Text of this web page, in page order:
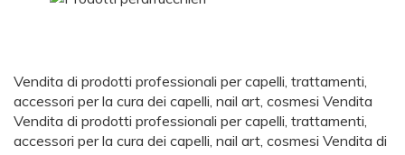
Vendita di prodotti professionali per capelli, trattamenti,
accessori per la cura dei capelli, nail art, cosmesi Vendita
Vendita di prodotti professionali per capelli, trattamenti,
accessori per la cura dei capelli, nail art, cosmesi Vendita di